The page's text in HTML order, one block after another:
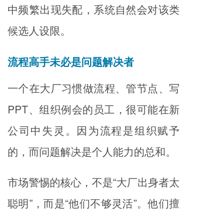
中频繁出现失配，系统自然会对该类
候选人设限。
流程高手未必是问题解决者
一个在大厂习惯做流程、管节点、写
PPT、组织例会的员工，很可能在新
公司中失灵。因为流程是组织赋予
的，而问题解决是个人能力的总和。
市场警惕的核心，不是“大厂出身者太
聪明”，而是“他们不够灵活”。他们擅